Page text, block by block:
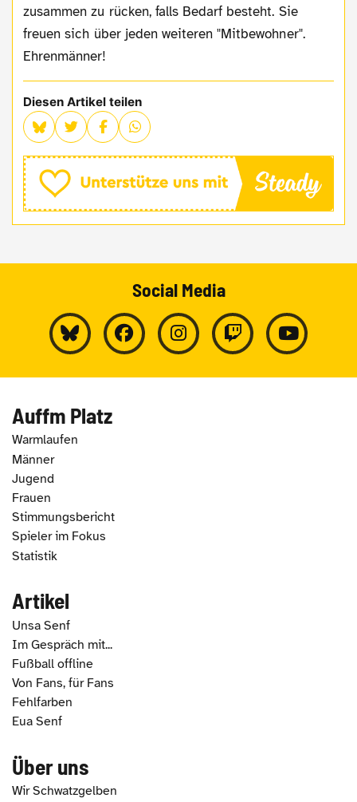
zusammen zu rücken, falls Bedarf besteht. Sie
freuen sich über jeden weiteren "Mitbewohner".
Ehrenmänner!
Diesen Artikel teilen
Social Media
Auffm Platz
Warmlaufen
Männer
Jugend
Frauen
Stimmungsbericht
Spieler im Fokus
Statistik
Artikel
Unsa Senf
Im Gespräch mit...
Fußball offline
Von Fans, für Fans
Fehlfarben
Eua Senf
Über uns
Wir Schwatzgelben